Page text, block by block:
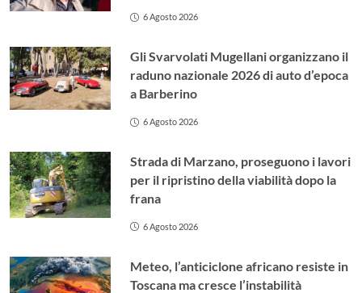
6 Agosto 2026
Gli Svarvolati Mugellani organizzano il
raduno nazionale 2026 di auto d’epoca
a Barberino
6 Agosto 2026
Strada di Marzano, proseguono i lavori
per il ripristino della viabilità dopo la
frana
6 Agosto 2026
Meteo, l’anticiclone africano resiste in
Toscana ma cresce l’instabilità